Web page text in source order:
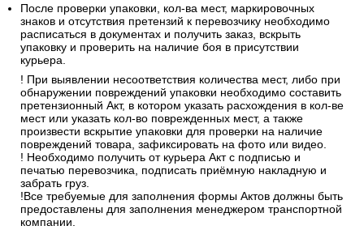
После проверки упаковки, кол-ва мест, маркировочных
знаков и отсутствия претензий к перевозчику необходимо
расписаться в документах и получить заказ, вскрыть
упаковку и проверить на наличие боя в присутствии
курьера.
! При выявлении несоответствия количества мест, либо при
обнаружении повреждений упаковки необходимо составить
претензионный Акт, в котором указать расхождения в кол-ве
мест или указать кол-во поврежденных мест, а также
произвести вскрытие упаковки для проверки на наличие
повреждений товара, зафиксировать на фото или видео.
! Необходимо получить от курьера Акт с подписью и
печатью перевозчика, подписать приёмную накладную и
забрать груз.
!Все требуемые для заполнения формы Актов должны быть
предоставлены для заполнения менеджером транспортной
компании.